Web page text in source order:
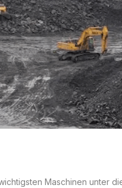
Maschinen unter